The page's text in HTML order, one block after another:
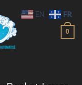
0
EN FR